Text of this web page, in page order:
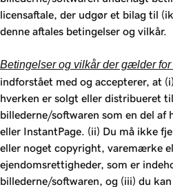
licensaftale, der udgør et bilag til
denne aftales betingelser og vilkår.
Betingelser og vilkår der gælder
indforstået med og accepterer, at
hverken er solgt eller distribueret
billederne/softwaren som en del af
eller InstantPage. (ii) Du må ikke
eller noget copyright, varemærke
ejendomsrettigheder, som er
billederne/softwaren, og (iii) du